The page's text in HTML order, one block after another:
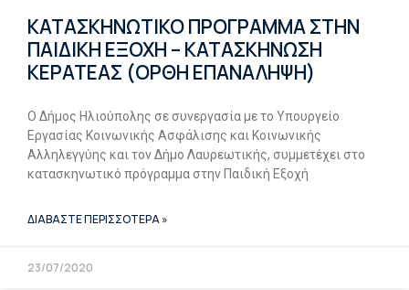
ΚΑΤΑΣΚΗΝΩΤΙΚΟ ΠΡΟΓΡΑΜΜΑ ΣΤΗΝ
ΠΑΙΔΙΚΗ ΕΞΟΧΗ – ΚΑΤΑΣΚΗΝΩΣΗ
ΚΕΡΑΤΕΑΣ (ΟΡΘΗ ΕΠΑΝΑΛΗΨΗ)
Ο Δήμος Ηλιούπολης σε συνεργασία με το Υπουργείο
Εργασίας Κοινωνικής Ασφάλισης και Κοινωνικής
Αλληλεγγύης και τον Δήμο Λαυρεωτικής, συμμετέχει στο
κατασκηνωτικό πρόγραμμα στην Παιδική Εξοχή
ΔΙΑΒΑΣΤΕ ΠΕΡΙΣΣΟΤΕΡΑ »
23/07/2020